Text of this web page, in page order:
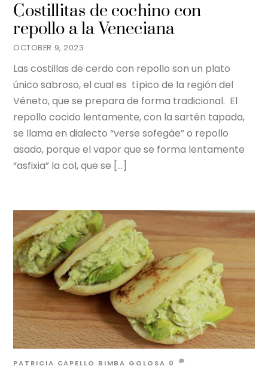
OCTOBER 9, 2023
Costillitas de cochino con
repollo a la Veneciana
Las costillas de cerdo con repollo son un plato
único sabroso, el cual es típico de la región del
Véneto, que se prepara de forma tradicional. El
repollo cocido lentamente, con la sartén tapada,
se llama en dialecto “verse sofegàe” o repollo
asado, porque el vapor que se forma lentamente
“asfixia” la col, que se […]
PATRICIA CAPELLO BIMBA GOLOSA 0